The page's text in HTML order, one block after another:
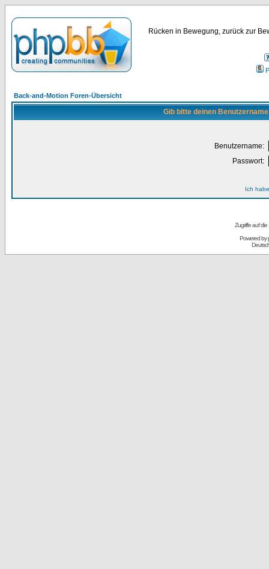
Rücken in Bewegung, zurück zur
Back-and-Motion Foren-Übersicht
Gib bitte deinen
Benutzername:
Passwort:
Ich
Zugriffe auf
Powered by